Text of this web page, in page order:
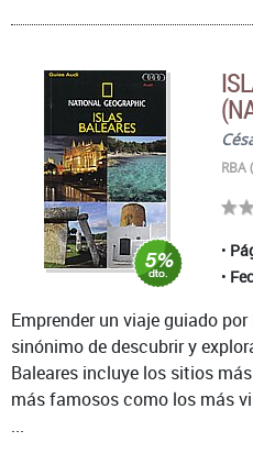
RBA
Emprender un viaje guiado
sinónimo de descubrir y
Baleares incluye los sitios
más famosos como los más
...